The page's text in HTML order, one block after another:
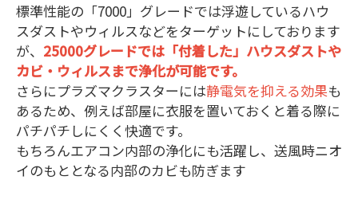
標準性能の「7000」グレードでは浮遊しているハウ
スダストやウィルスなどをターゲットにしております
が、 25000グレードでは「付着した」ハウスダストや
カビ・ウィルスまで浄化が可能です。
さらにプラズマクラスターには静電気を抑える効果も
あるため、例えば部屋に衣服を置いておくと着る際に
パチパチしにくく快適です。
もちろんエアコン内部の浄化にも活躍し、送風時ニオ
イのもととなる内部のカビも防ぎます